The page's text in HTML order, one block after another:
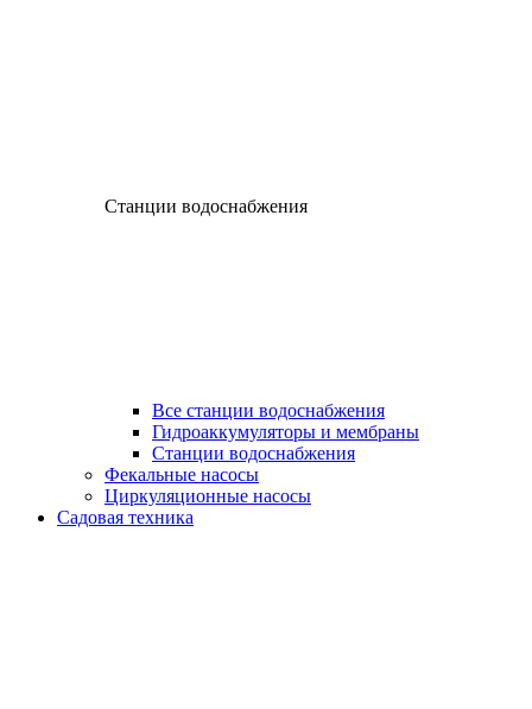
Станции водоснабжения
Все станции водоснабжения
Гидроаккумуляторы и мембраны
Станции водоснабжения
Фекальные насосы
Циркуляционные насосы
Садовая техника